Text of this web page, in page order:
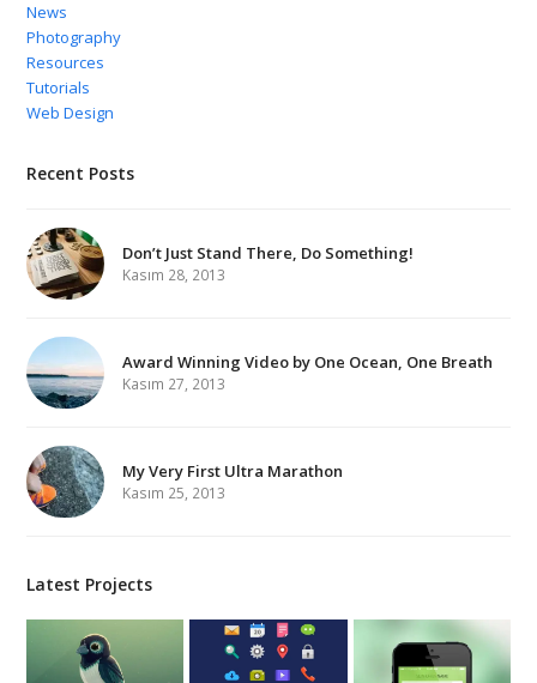
News
Photography
Resources
Tutorials
Web Design
Recent Posts
Don’t Just Stand There, Do Something!
Kasım 28, 2013
Award Winning Video by One Ocean, One Breath
Kasım 27, 2013
My Very First Ultra Marathon
Kasım 25, 2013
Latest Projects